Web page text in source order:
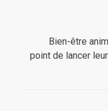
Bien-être
point de lancer